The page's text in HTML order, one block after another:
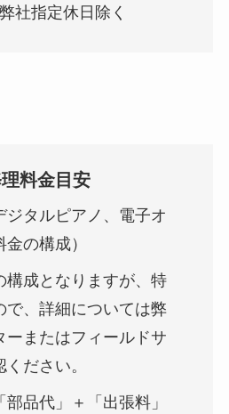
社指定休日除く
料金目安
ジタルピアノ、電子オ
の構成）
構成となりますが、特
で、詳細については弊
ーまたはフィールドサ
ださい。
部品代」＋「出張料」